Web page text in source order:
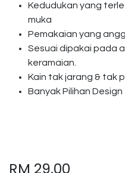
Kedudukan yang
muka
Pemakaian yang
Sesuai dipakai pada
keramaian.
Kain tak jarang & tak
Banyak Pilihan Design
RM 29.00